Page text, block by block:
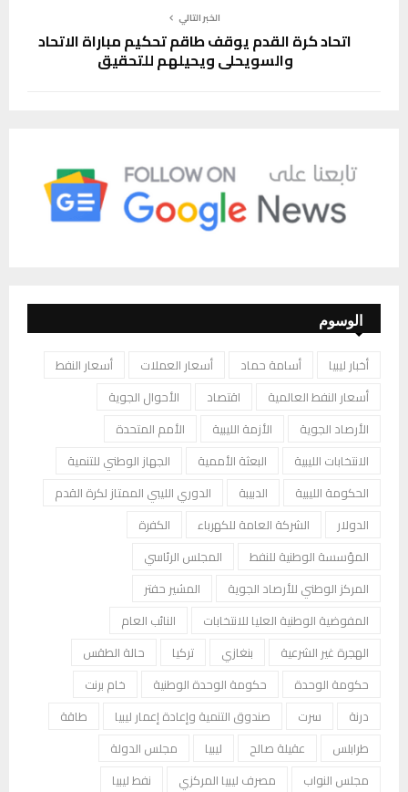
الخبر التالي
اتحاد كرة القدم يوقف طاقم تحكيم مباراة الاتحاد
والسويحلي ويحيلهم للتحقيق
الوسوم
أخبار ليبيا أسامة حماد أسعار العملات
أسعار النفط
أسعار النفط العالمية
اقتصاد
الأحوال الجوية
الأرصاد الجوية
الأزمة الليبية
الأمم المتحدة
الانتخابات الليبية
البعثة الأممية
الجهاز الوطني للتنمية
الحكومة الليبية
الدبيبة
الدوري الليبي الممتاز لكرة القدم
الدولار
الشركة العامة للكهرباء
الكفرة
المؤسسة الوطنية للنفط
المجلس الرئاسي
المركز الوطني للأرصاد الجوية
المشير حفتر
المفوضية الوطنية العليا للانتخابات
النائب العام
الهجرة غير الشرعية
بنغازي تركيا
حالة الطقس
حكومة الوحدة
حكومة الوحدة الوطنية
خام برنت
درنة
سرت صندوق التنمية وإعادة إعمار ليبيا
طاقة
طرابلس
عقيلة صالح ليبيا
مجلس الدولة
مجلس النواب
مصرف ليبيا المركزي
نفط ليبيا